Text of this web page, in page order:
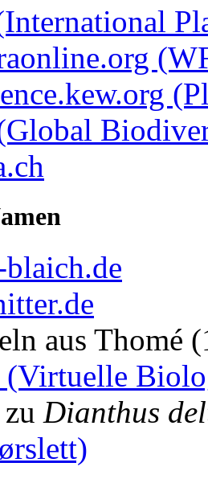
aus Thomé
Dianthus